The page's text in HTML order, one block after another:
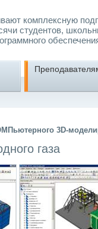
комплексную
студентов,
3D-
газа